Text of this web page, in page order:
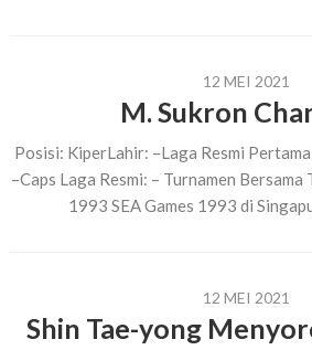
12 MEI 2021
M. Sukron
Posisi: KiperLahir: –Laga Resmi
–Caps Laga Resmi: – Turnamen Bersama
1993 SEA Games 1993 di
12 MEI 2021
Shin Tae-yong